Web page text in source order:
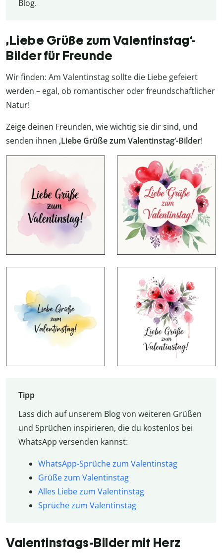
Blog.
‚Liebe Grüße zum Valentinstag‘-
Bilder für Freunde
Wir finden: Am Valentinstag sollte die Liebe gefeiert
werden – egal, ob romantischer oder freundschaftlicher
Natur!
Zeige deinen Freunden, wie wichtig sie dir sind, und
senden ihnen ‚Liebe Grüße zum Valentinstag‘-Bilder!
Tipp
Lass dich auf unserem Blog von weiteren Grüßen
und Sprüchen inspirieren, die du kostenlos bei
WhatsApp versenden kannst:
WhatsApp-Sprüche zum Valentinstag
Grüße zum Valentinstag
Alles Liebe zum Valentinstag
Sprüche zum Valentinstag
Valentinstags-Bilder mit Herz